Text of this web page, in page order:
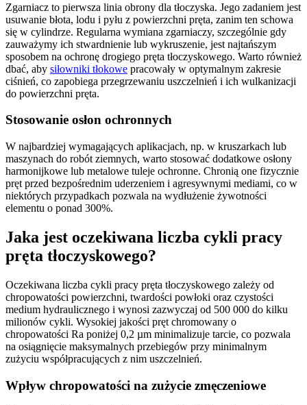
Zgarniacz to pierwsza linia obrony dla tłoczyska. Jego zadaniem jest
usuwanie błota, lodu i pyłu z powierzchni pręta, zanim ten schowa
się w cylindrze. Regularna wymiana zgarniaczy, szczególnie gdy
zauważymy ich stwardnienie lub wykruszenie, jest najtańszym
sposobem na ochronę drogiego pręta tłoczyskowego. Warto również
dbać, aby siłowniki tłokowe pracowały w optymalnym zakresie
ciśnień, co zapobiega przegrzewaniu uszczelnień i ich wulkanizacji
do powierzchni pręta.
Stosowanie osłon ochronnych
W najbardziej wymagających aplikacjach, np. w kruszarkach lub
maszynach do robót ziemnych, warto stosować dodatkowe osłony
harmonijkowe lub metalowe tuleje ochronne. Chronią one fizycznie
pręt przed bezpośrednim uderzeniem i agresywnymi mediami, co w
niektórych przypadkach pozwala na wydłużenie żywotności
elementu o ponad 300%.
Jaka jest oczekiwana liczba cykli pracy
pręta tłoczyskowego?
Oczekiwana liczba cykli pracy pręta tłoczyskowego zależy od
chropowatości powierzchni, twardości powłoki oraz czystości
medium hydraulicznego i wynosi zazwyczaj od 500 000 do kilku
milionów cykli. Wysokiej jakości pręt chromowany o
chropowatości Ra poniżej 0,2 µm minimalizuje tarcie, co pozwala
na osiągnięcie maksymalnych przebiegów przy minimalnym
zużyciu współpracujących z nim uszczelnień.
Wpływ chropowatości na zużycie zmęczeniowe